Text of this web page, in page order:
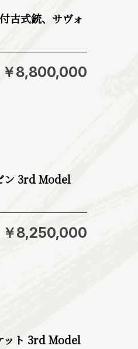
￥8,800,000
古式銃、サヴォ
￥8,250,000
ン 3rd Model
ット 3rd Model